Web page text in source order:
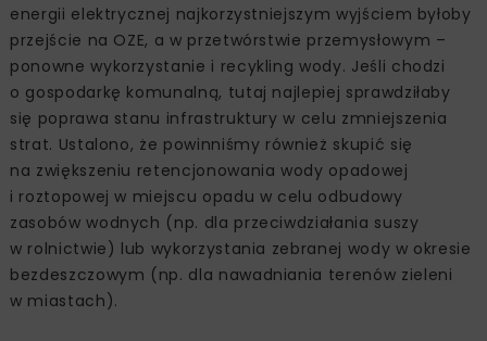
energii elektrycznej najkorzystniejszym wyjściem byłoby
przejście na OZE, a w przetwórstwie przemysłowym –
ponowne wykorzystanie i recykling wody. Jeśli chodzi
o gospodarkę komunalną, tutaj najlepiej sprawdziłaby
się poprawa stanu infrastruktury w celu zmniejszenia
strat. Ustalono, że powinniśmy również skupić się
na zwiększeniu retencjonowania wody opadowej
i roztopowej w miejscu opadu w celu odbudowy
zasobów wodnych (np. dla przeciwdziałania suszy
w rolnictwie) lub wykorzystania zebranej wody w okresie
bezdeszczowym (np. dla nawadniania terenów zieleni
w miastach).